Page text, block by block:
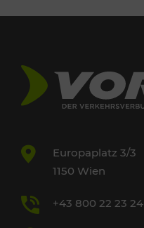
Europaplatz 3/3
1150 Wien
+43 800 22 23 24